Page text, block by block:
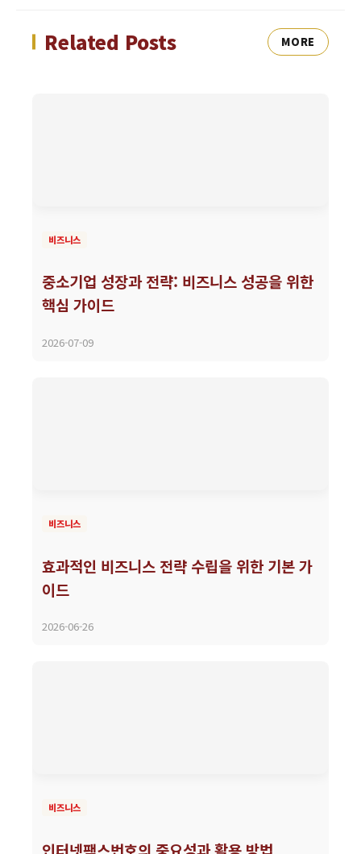
Related Posts MORE
비즈니스
중소기업 성장과 전략: 비즈니스 성공을 위한
핵심 가이드
2026-07-09
비즈니스
효과적인 비즈니스 전략 수립을 위한 기본 가
이드
2026-06-26
비즈니스